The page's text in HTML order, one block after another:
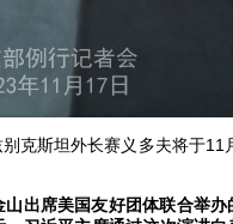
克斯坦外长赛义多夫将于
出席美国友好团体联合举